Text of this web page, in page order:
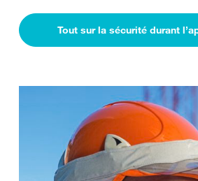
Tout sur la sécurité durant